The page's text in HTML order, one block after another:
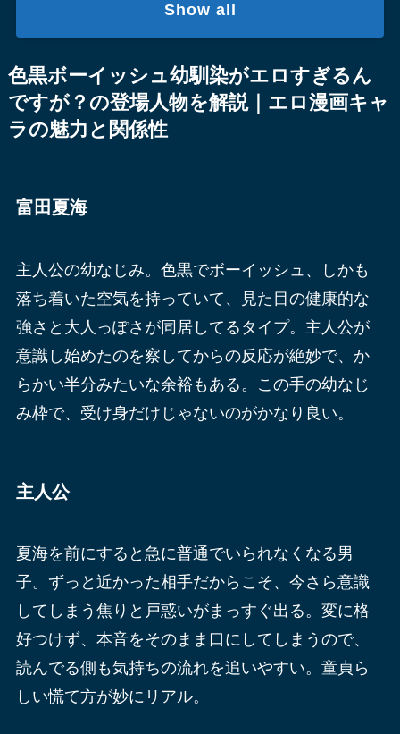
Show all
色黒ボーイッシュ幼馴染がエロすぎるん
ですが？の登場人物を解説｜エロ漫画キャ
ラの魅力と関係性
富田夏海
主人公の幼なじみ。色黒でボーイッシュ、しかも
落ち着いた空気を持っていて、見た目の健康的な
強さと大人っぽさが同居してるタイプ。主人公が
意識し始めたのを察してからの反応が絶妙で、か
らかい半分みたいな余裕もある。この手の幼なじ
み枠で、受け身だけじゃないのがかなり良い。
主人公
夏海を前にすると急に普通でいられなくなる男
子。ずっと近かった相手だからこそ、今さら意識
してしまう焦りと戸惑いがまっすぐ出る。変に格
好つけず、本音をそのまま口にしてしまうので、
読んでる側も気持ちの流れを追いやすい。童貞ら
しい慌て方が妙にリアル。